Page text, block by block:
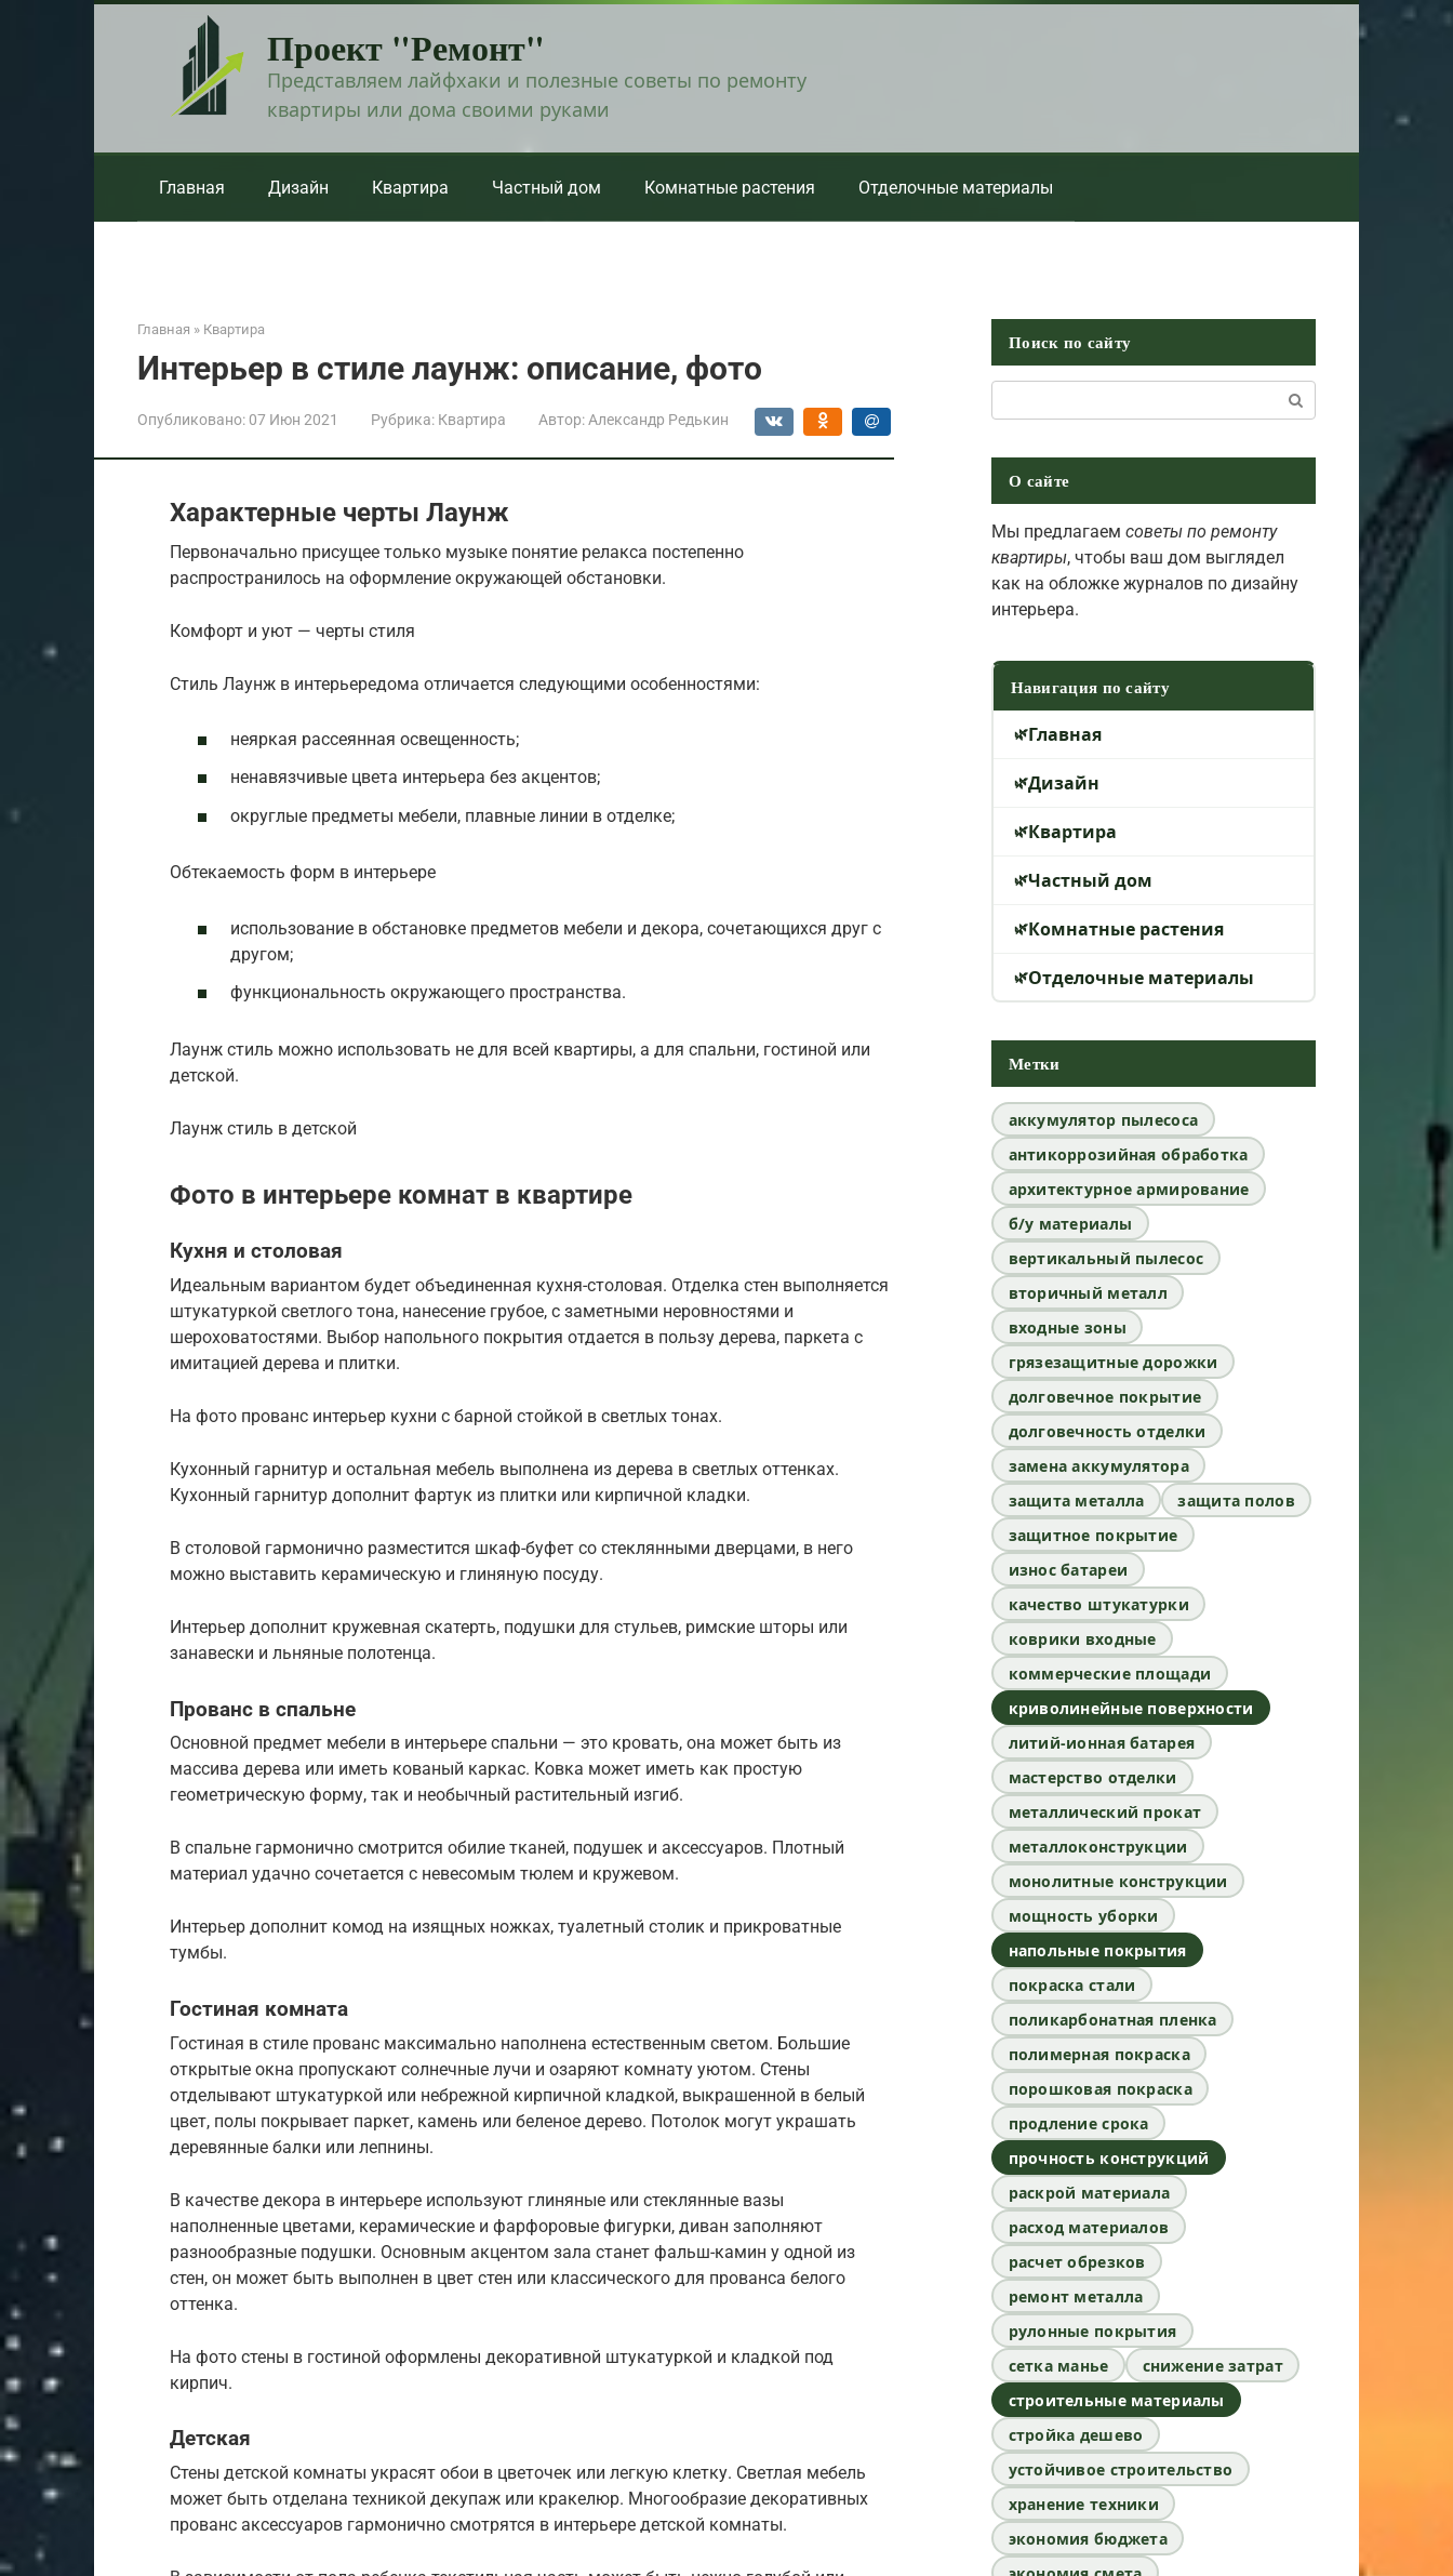
Проект "Ремонт"
Представляем лайфхаки и полезные советы по ремонту
квартиры или дома своими руками
Главная Дизайн Квартира Частный дом Комнатные растения Отделочные материалы
Главная » Квартира
Интерьер в стиле лаунж: описание, фото
Опубликовано: 07 Июн 2021 Рубрика: Квартира Автор: Александр Редькин
Характерные черты Лаунж
Первоначально присущее только музыке понятие релакса постепенно
распространилось на оформление окружающей обстановки.
Комфорт и уют — черты стиля
Стиль Лаунж в интерьередома отличается следующими особенностями:
неяркая рассеянная освещенность;
ненавязчивые цвета интерьера без акцентов;
округлые предметы мебели, плавные линии в отделке;
Обтекаемость форм в интерьере
использование в обстановке предметов мебели и декора, сочетающихся друг с
другом;
функциональность окружающего пространства.
Лаунж стиль можно использовать не для всей квартиры, а для спальни, гостиной или
детской.
Лаунж стиль в детской
Фото в интерьере комнат в квартире
Кухня и столовая
Идеальным вариантом будет объединенная кухня-столовая. Отделка стен выполняется
штукатуркой светлого тона, нанесение грубое, с заметными неровностями и
шероховатостями. Выбор напольного покрытия отдается в пользу дерева, паркета с
имитацией дерева и плитки.
На фото прованс интерьер кухни с барной стойкой в светлых тонах.
Кухонный гарнитур и остальная мебель выполнена из дерева в светлых оттенках.
Кухонный гарнитур дополнит фартук из плитки или кирпичной кладки.
В столовой гармонично разместится шкаф-буфет со стеклянными дверцами, в него
можно выставить керамическую и глиняную посуду.
Интерьер дополнит кружевная скатерть, подушки для стульев, римские шторы или
занавески и льняные полотенца.
Прованс в спальне
Основной предмет мебели в интерьере спальни — это кровать, она может быть из
массива дерева или иметь кованый каркас. Ковка может иметь как простую
геометрическую форму, так и необычный растительный изгиб.
В спальне гармонично смотрится обилие тканей, подушек и аксессуаров. Плотный
материал удачно сочетается с невесомым тюлем и кружевом.
Интерьер дополнит комод на изящных ножках, туалетный столик и прикроватные
тумбы.
Гостиная комната
Гостиная в стиле прованс максимально наполнена естественным светом. Большие
открытые окна пропускают солнечные лучи и озаряют комнату уютом. Стены
отделывают штукатуркой или небрежной кирпичной кладкой, выкрашенной в белый
цвет, полы покрывает паркет, камень или беленое дерево. Потолок могут украшать
деревянные балки или лепнины.
В качестве декора в интерьере используют глиняные или стеклянные вазы
наполненные цветами, керамические и фарфоровые фигурки, диван заполняют
разнообразные подушки. Основным акцентом зала станет фальш-камин у одной из
стен, он может быть выполнен в цвет стен или классического для прованса белого
оттенка.
На фото стены в гостиной оформлены декоративной штукатуркой и кладкой под
кирпич.
Детская
Стены детской комнаты украсят обои в цветочек или легкую клетку. Светлая мебель
может быть отделана техникой декупаж или кракелюр. Многообразие декоративных
прованс аксессуаров гармонично смотрятся в интерьере детской комнаты.
Поиск по сайту
О сайте
Мы предлагаем советы по ремонту
квартиры, чтобы ваш дом выглядел
как на обложке журналов по дизайну
интерьера.
Навигация по сайту
Главная
Дизайн
Квартира
Частный дом
Комнатные растения
Отделочные материалы
Метки
аккумулятор пылесоса
антикоррозийная обработка
архитектурное армирование
б/у материалы
вертикальный пылесос
вторичный металл
входные зоны
грязезащитные дорожки
долговечное покрытие
долговечность отделки
замена аккумулятора
защита металла
защита полов
защитное покрытие
износ батареи
качество штукатурки
коврики входные
коммерческие площади
криволинейные поверхности
литий-ионная батарея
мастерство отделки
металлический прокат
металлоконструкции
монолитные конструкции
мощность уборки
напольные покрытия
покраска стали
поликарбонатная пленка
полимерная покраска
порошковая покраска
продление срока
прочность конструкций
раскрой материала
расход материалов
расчет обрезков
ремонт металла
рулонные покрытия
сетка манье
снижение затрат
строительные материалы
стройка дешево
устойчивое строительство
хранение техники
экономия бюджета